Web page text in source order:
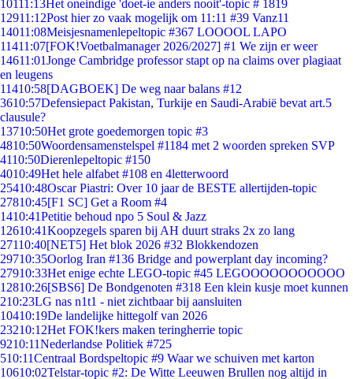
10111:13Het oneindige 'doet-ie anders nooit'-topic # 1819
12911:12Post hier zo vaak mogelijk om 11:11 #39 Vanz11
14011:08Meisjesnamenlepeltopic #367 LOOOOL LAPO
11411:07[FOK!Voetbalmanager 2026/2027] #1 We zijn er weer
14611:01Jonge Cambridge professor stapt op na claims over plagiaat
en leugens
11410:58[DAGBOEK] De weg naar balans #12
3610:57Defensiepact Pakistan, Turkije en Saudi-Arabië bevat art.5
clausule?
13710:50Het grote goedemorgen topic #3
4810:50Woordensamenstelspel #1184 met 2 woorden spreken SVP
4110:50Dierenlepeltopic #150
4010:49Het hele alfabet #108 en 4letterwoord
25410:48Oscar Piastri: Over 10 jaar de BESTE allertijden-topic
27810:45[F1 SC] Get a Room #4
1410:41Petitie behoud npo 5 Soul & Jazz
12610:41Koopzegels sparen bij AH duurt straks 2x zo lang
27110:40[NET5] Het blok 2026 #32 Blokkendozen
29710:35Oorlog Iran #136 Bridge and powerplant day incoming?
27910:33Het enige echte LEGO-topic #45 LEGOOOOOOOOOOO
12810:26[SBS6] De Bondgenoten #318 Een klein kusje moet kunnen
210:23LG nas n1t1 - niet zichtbaar bij aansluiten
10410:19De landelijke hittegolf van 2026
23210:12Het FOK!kers maken teringherrie topic
9210:11Nederlandse Politiek #725
510:11Centraal Bordspeltopic #9 Waar we schuiven met karton
10610:02Telstar-topic #2: De Witte Leeuwen Brullen nog altijd in